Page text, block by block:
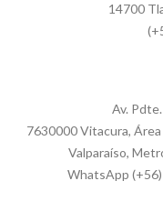
14700
Av.
7630000 Vitacura,
Valparaíso,
WhatsApp